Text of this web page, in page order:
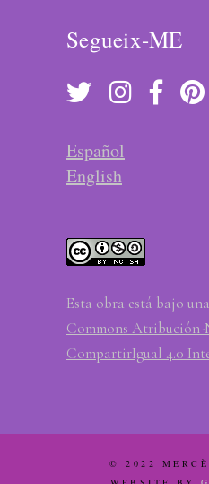
Segueix-ME
Español
English
Esta obra está bajo una
Commons
CompartirIgual 4.0
© 2022